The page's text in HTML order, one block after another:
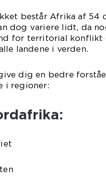
består Afrika af 54
dog variere lidt, da
for territorial konflikt
landene i verden.
dig en bedre
i regioner: